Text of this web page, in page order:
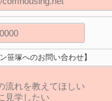
笹塚へのお問い合わせ】